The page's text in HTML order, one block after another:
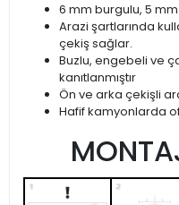
6 mm burgulu, 5
Arazi şartlarında
çekiş sağlar.
Buzlu, engebeli ve
kanıtlanmıştır
Ön ve arka çekişli
Hafif kamyonlarda